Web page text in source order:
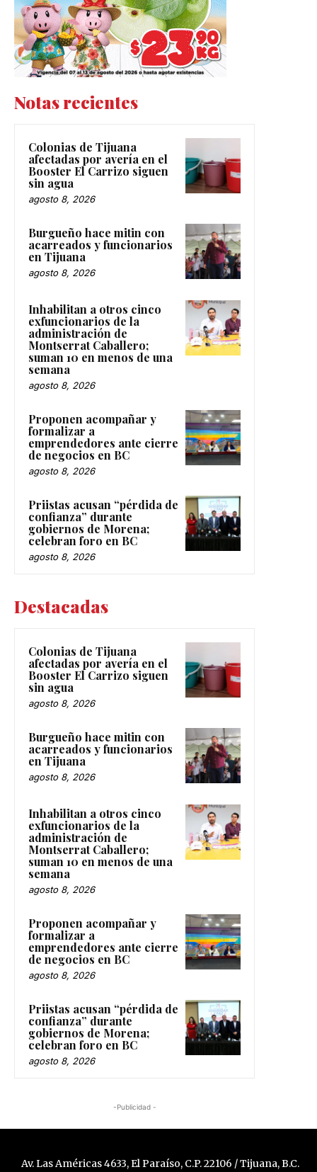
Notas recientes
Colonias de Tijuana
afectadas por avería en el
Booster El Carrizo siguen
sin agua
agosto 8, 2026
Burgueño hace mitin con
acarreados y funcionarios
en Tijuana
agosto 8, 2026
Inhabilitan a otros cinco
exfuncionarios de la
administración de
Montserrat Caballero;
suman 10 en menos de una
semana
agosto 8, 2026
Proponen acompañar y
formalizar a
emprendedores ante cierre
de negocios en BC
agosto 8, 2026
Priistas acusan “pérdida de
confianza” durante
gobiernos de Morena;
celebran foro en BC
agosto 8, 2026
Destacadas
Colonias de Tijuana
afectadas por avería en el
Booster El Carrizo siguen
sin agua
agosto 8, 2026
Burgueño hace mitin con
acarreados y funcionarios
en Tijuana
agosto 8, 2026
Inhabilitan a otros cinco
exfuncionarios de la
administración de
Montserrat Caballero;
suman 10 en menos de una
semana
agosto 8, 2026
Proponen acompañar y
formalizar a
emprendedores ante cierre
de negocios en BC
agosto 8, 2026
Priistas acusan “pérdida de
confianza” durante
gobiernos de Morena;
celebran foro en BC
agosto 8, 2026
-Publicidad -
Av. Las Américas 4633, El Paraíso, C.P. 22106 / Tijuana, B.C.